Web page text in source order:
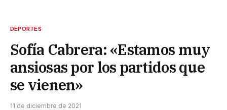
DEPORTES
Sofía Cabrera: «Estamos muy
ansiosas por los partidos que
se vienen»
11 de diciembre de 2021